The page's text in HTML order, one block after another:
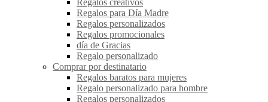
Regalos creativos
Regalos para Día Madre
Regalos personalizados
Regalos promocionales
día de Gracias
Regalo personalizado
Comprar por destinatario
Regalos baratos para mujeres
Regalo personalizado para hombre
Regalos personalizados